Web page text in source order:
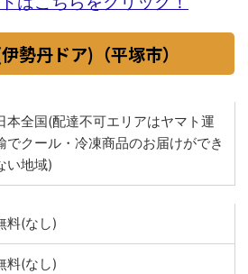
勢丹ドア)（平塚市）
本全国(配達不可エリアはヤマト運
でクール・冷凍商品のお届けができ
い地域)
料(なし)
料(なし)